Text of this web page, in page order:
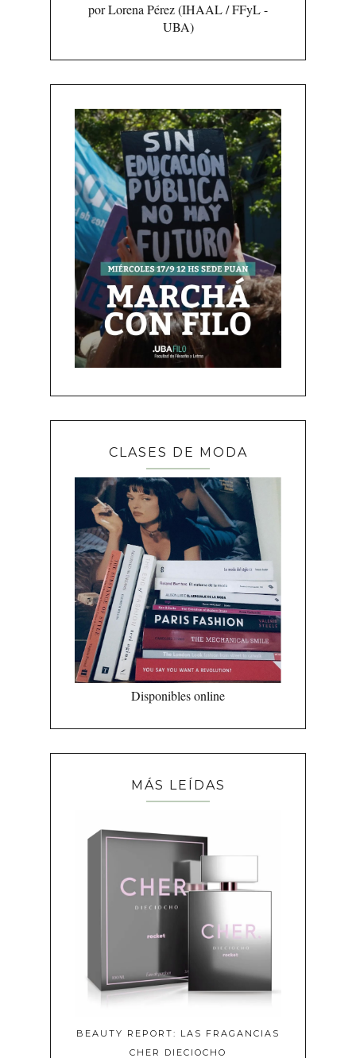
por Lorena Pérez (IHAAL / FFyL -
UBA)
CLASES DE MODA
Disponibles online
MÁS LEÍDAS
BEAUTY REPORT: LAS FRAGANCIAS
CHER DIECIOCHO